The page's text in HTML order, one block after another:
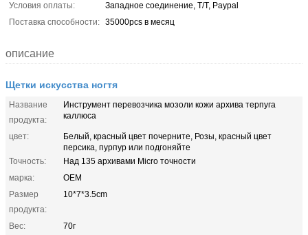
Условия оплаты:
Западное соединение, T/T, Paypal
Поставка способности: 35000pcs в месяц
описание
Щетки искусства ногтя
Название
продукта:
Инструмент перевозчика мозоли кожи архива терпуга
каллюса
цвет:
Белый, красный цвет почерните, Розы, красный цвет
персика, пурпур или подгоняйте
Точность:
Над 135 архивами Micro точности
марка:
OEM
Размер
продукта:
10*7*3.5cm
Вес:
70г